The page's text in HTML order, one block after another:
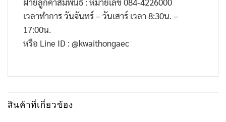
เวลาทำการ วันจันทร์ – วันเสาร์ เวลา 8:30น. –
17:00น.
หรือ Line ID : @kwaithongaec
สินค้าที่เกี่ยวข้อง